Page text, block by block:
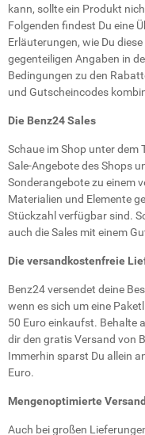
kann, sollte ein Produkt
Folgenden findest Du eine
Erläuterungen, wie Du
gegenteiligen Angaben in
Bedingungen zu den
und Gutscheincodes
Die Benz24 Sales
Schaue im Shop unter dem
Sale-Angebote des Shops
Sonderangebote zu einem
Materialien und Elemente
Stückzahl verfügbar sind.
auch die Sales mit einem
Die versandkostenfreie
Benz24 versendet deine
wenn es sich um eine
50 Euro einkaufst. Behalte
dir den gratis Versand von
Immerhin sparst Du allein
Euro.
Mengenoptimierte
Auch bei großen